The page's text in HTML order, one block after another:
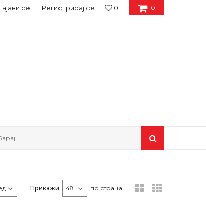
0
0
се Регистрирај се
Прикажи по страна